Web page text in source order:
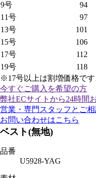
9号
94
11号
97
13号
101
15号
106
17号
112
19号
118
※17号以上は割増価格です
今すぐご購入 を希望の方
弊社ECサイトから24時間
営業・専門スタッフとご相
お問い合わせはこちら
ベスト(無地)
品番
U5928-YAG